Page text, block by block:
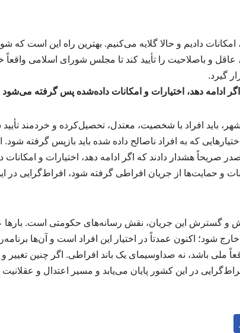
دادیم و حالا گلایه می‌کنیم. بهترین راه این است که
و باصلاحیت را تأیید کند تا مجلس شورای اسلامی واقعاً
گیرد.
ادامه دهد، اختیارات و امکانات داده‌شده پس گرفته می‌شود
باید افراد با شخصیت، معتدل، تحصیل‌کرده و خردمند تأیید
که به افراد ناصالح داده شده باید بازپس گرفته شود.
صریحاً هشدار دادند که اگر ادامه دهد، اختیارات و
و حمایت‌ها از جریان افراطی گرفته شود، افراط‌گرایی
و گسترش این جریان، نقش رسانه‌های حکومتی است.
شود؛ اکنون عمدتاً در اختیار این افراد است و آن‌ها
ملی باشد، نه صداوسیمای یک باند افراطی. اگر چنین
در این کشور پایان می‌یابد و مسیر اعتدال و